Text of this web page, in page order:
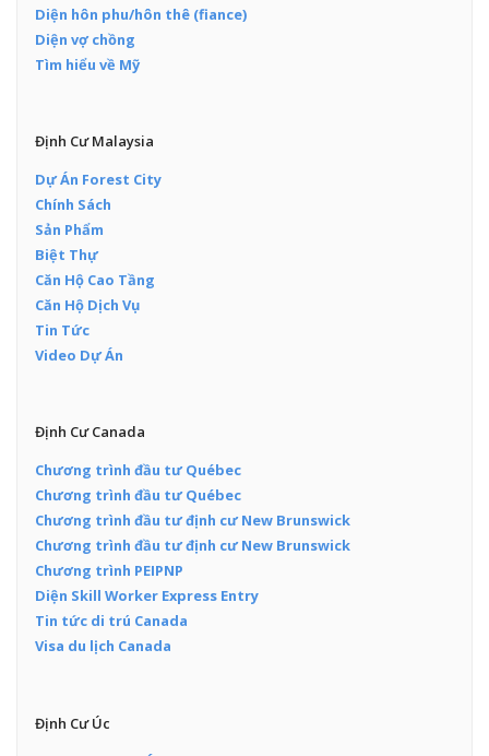
Diện hôn phu/hôn thê (fiance)
Diện vợ chồng
Tìm hiểu về Mỹ
Định Cư Malaysia
Dự Án Forest City
Chính Sách
Sản Phẩm
Biệt Thự
Căn Hộ Cao Tầng
Căn Hộ Dịch Vụ
Tin Tức
Video Dự Án
Định Cư Canada
Chương trình đầu tư Québec
Chương trình đầu tư Québec
Chương trình đầu tư định cư New Brunswick
Chương trình đầu tư định cư New Brunswick
Chương trình PEIPNP
Diện Skill Worker Express Entry
Tin tức di trú Canada
Visa du lịch Canada
Định Cư Úc